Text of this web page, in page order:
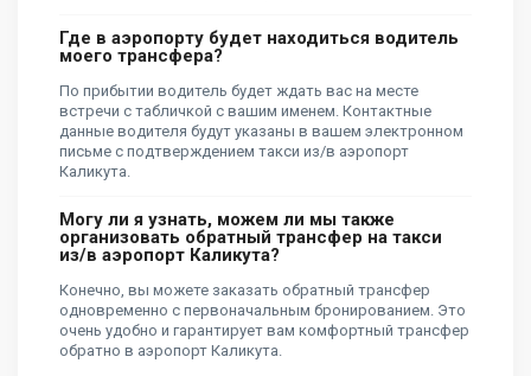
Где в аэропорту будет находиться водитель
моего трансфера?
По прибытии водитель будет ждать вас на месте
встречи с табличкой с вашим именем. Контактные
данные водителя будут указаны в вашем электронном
письме с подтверждением такси из/в аэропорт
Каликута.
Могу ли я узнать, можем ли мы также
организовать обратный трансфер на такси
из/в аэропорт Каликута?
Конечно, вы можете заказать обратный трансфер
одновременно с первоначальным бронированием. Это
очень удобно и гарантирует вам комфортный трансфер
обратно в аэропорт Каликута.